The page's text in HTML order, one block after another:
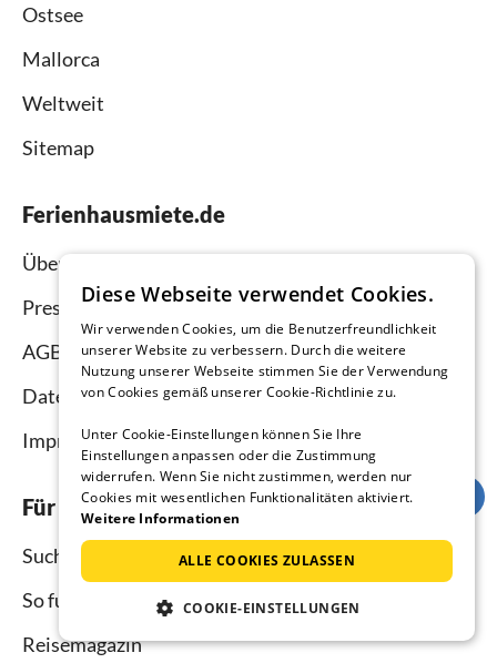
Ostsee
Mallorca
Weltweit
Sitemap
Ferienhausmiete.de
Über uns
Presse
AGB
Datenschutz
Impressum
Für Urlauber
Suche
So funktioniert`s
Reisemagazin
Diese Webseite verwendet Cookies.
Wir verwenden Cookies, um die Benutzerfreundlichkeit
unserer Website zu verbessern. Durch die weitere
Nutzung unserer Webseite stimmen Sie der Verwendung
von Cookies gemäß unserer Cookie-Richtlinie zu.
Unter Cookie-Einstellungen können Sie Ihre
Einstellungen anpassen oder die Zustimmung
widerrufen. Wenn Sie nicht zustimmen, werden nur
Cookies mit wesentlichen Funktionalitäten aktiviert.
Weitere Informationen
ALLE COOKIES ZULASSEN
COOKIE-EINSTELLUNGEN